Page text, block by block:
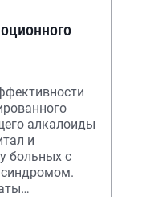
алкалоиды
и
больных с